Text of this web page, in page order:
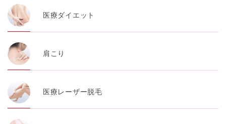
医療ダイエット
肩こり
医療レーザー脱毛